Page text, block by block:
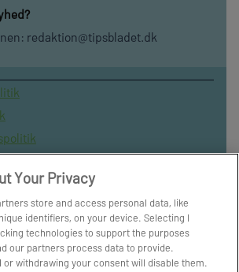
redaktion@tipsbladet.dk
Your Privacy
store and access personal data, like
identifiers, on your device. Selecting I
technologies to support the purposes
our partners process data to provide.
or withdrawing your consent will disable them.